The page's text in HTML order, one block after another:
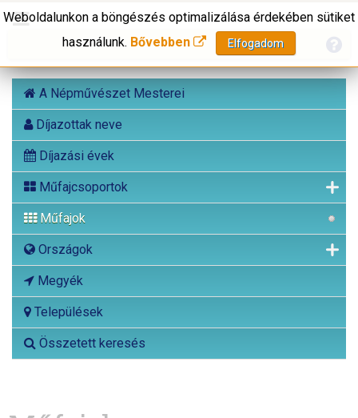
A Népművészet Mesterei
Díjazottak neve
Díjazási évek
Műfajcsoportok
Műfajok
Országok
Megyék
Települések
Összetett keresés
Weboldalunkon a böngészés optimalizálása érdekében sütiket
használunk. Bővebben Elfogadom